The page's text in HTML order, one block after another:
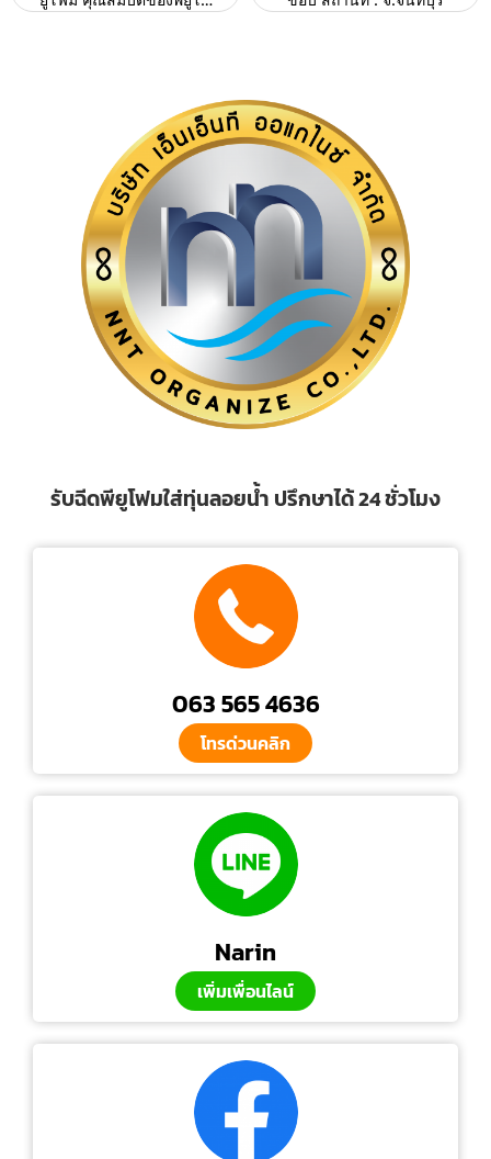
รับฉีดพียูโฟมใส่ทุ่นลอยน้ำ ปรึกษาได้ 24 ชั่วโมง
063 565 4636
โทรด่วนคลิก
Narin
เพิ่มเพื่อนไลน์